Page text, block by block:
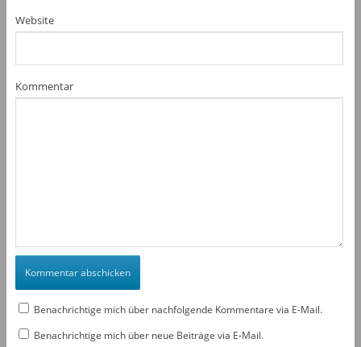
Website
Kommentar
Benachrichtige mich über nachfolgende Kommentare via E-Mail.
Benachrichtige mich über neue Beiträge via E-Mail.